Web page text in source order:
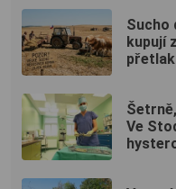
Sucho
kupují
Ve